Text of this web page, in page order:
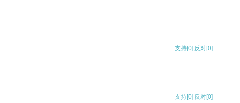
支持[0] 反对[0]
支持[0] 反对[0]